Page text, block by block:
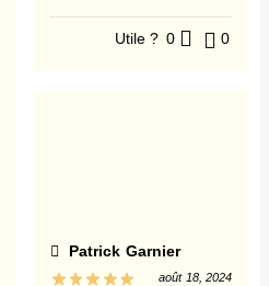
Utile ? 0 0
Patrick Garnier
août 18, 2024